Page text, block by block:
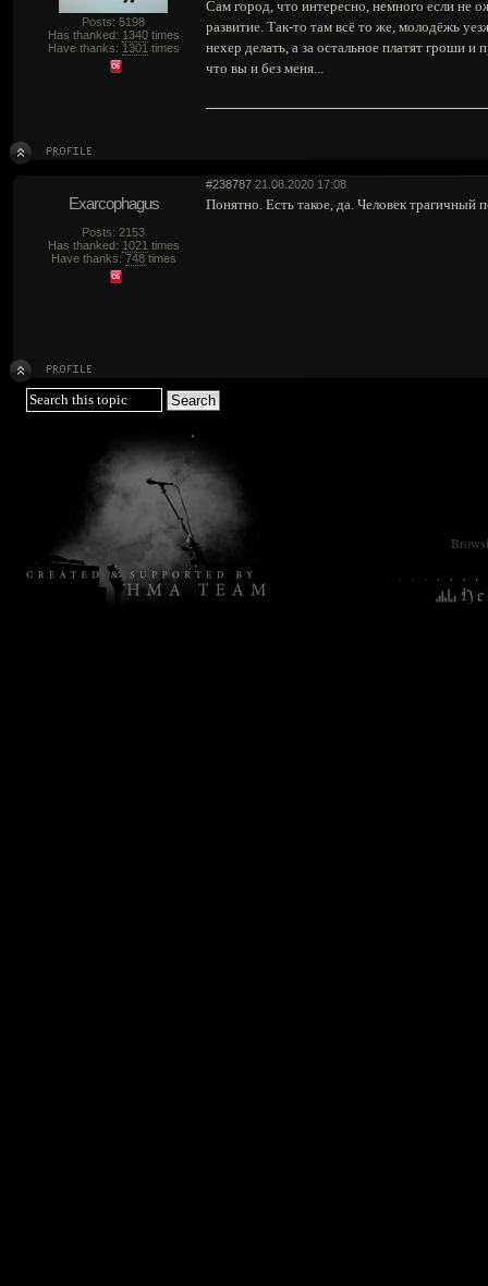
Posts: 5198
Has thanked: 1340times
Have thanks: 1301 times
Сам город, что интересно, немного если не
развитие. Так-то там всё то же, молодёжь
нехер делать, а за остальное платят гроши и
что вы и без меня...
#238787 21.08.2020 17:08
Exarcophagus
Posts: 2153
Has thanked: 1021 times
Have thanks: 748times
Понятно. Есть такое, да. Человек трагичный